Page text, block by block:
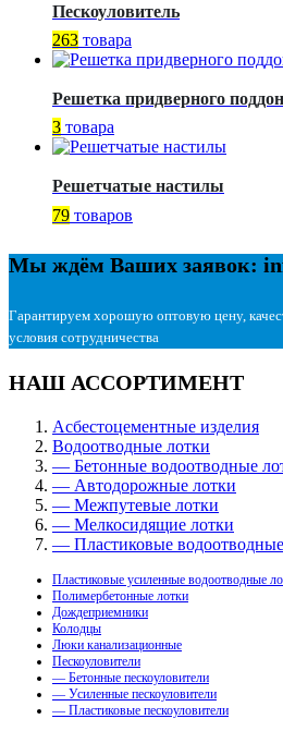
Пескоуловитель
263 товара
Решетка придверного
3 товара
Решетчатые настилы
79 товаров
Мы ждём Ваших заявок:
Гарантируем хорошую оптовую цену,
условия сотрудничества
НАШ АССОРТИМЕНТ
Асбестоцементные изделия
Водоотводные лотки
— Бетонные водоотводные
— Автодорожные лотки
— Межпутевые лотки
— Мелкосидящие лотки
— Пластиковые
Пластиковые усиленные водоотводные
Полимербетонные лотки
Дождеприемники
Колодцы
Люки канализационные
Пескоуловители
— Бетонные пескоуловители
— Усиленные пескоуловители
— Пластиковые пескоуловители